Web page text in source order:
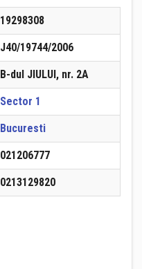
19298308
J40/19744/2006
B-dul JIULUI, nr. 2A
Sector 1
Bucuresti
021206777
0213129820